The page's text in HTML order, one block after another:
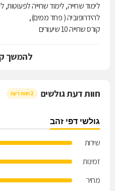
לימוד שחייה, לימוד שחייה לפעוטות,
להידרופוביה ( פחד ממים),
קורס שחייה 10 שיעורים
ניתן לקבל שיעורים פרטניים,
להמשך
חוות דעת גולשים 2 חוות דעת
גולשי דפי זהב
שירות
זמינות
מחיר